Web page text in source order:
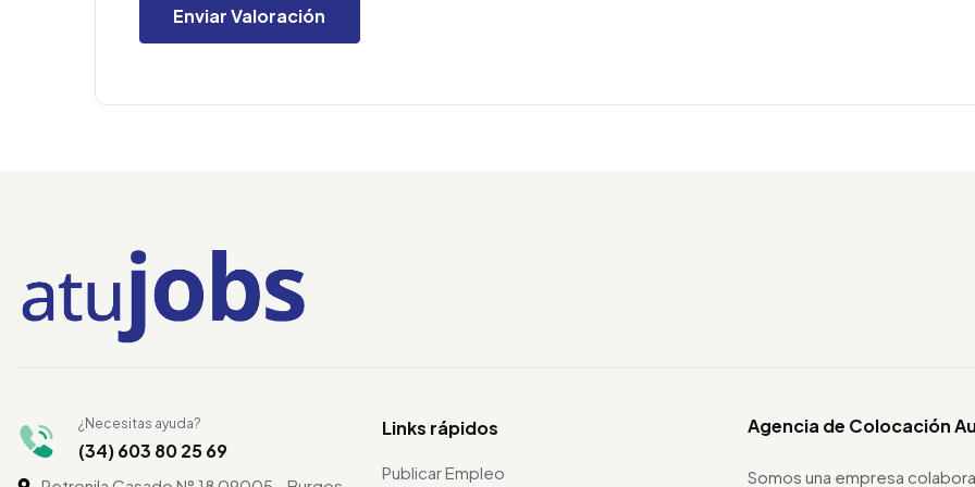
¿Necesitas ayuda?
(34) 603 80 25 69
Links rápidos
Publicar Empleo
Agencia de Colocación
Somos una empresa